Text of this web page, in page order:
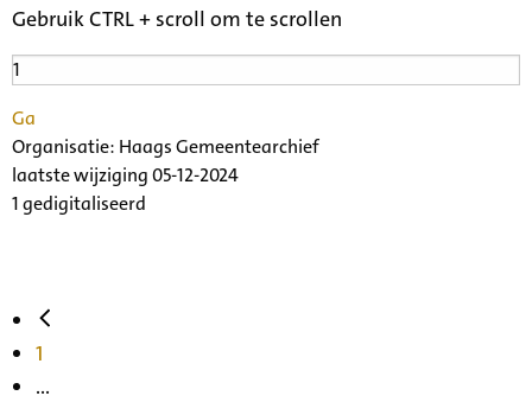
Gebruik CTRL + scroll om te scrollen
Ga
Organisatie: Haags Gemeentearchief
laatste wijziging 05-12-2024
1 gedigitaliseerd
1
...